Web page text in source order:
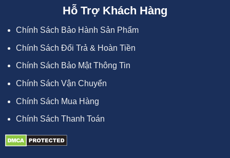
Hỗ Trợ Khách Hàng
Chính Sách Bảo Hành Sản Phẩm
Chính Sách Đổi Trả & Hoàn Tiền
Chính Sách Bảo Mật Thông Tin
Chính Sách Vận Chuyển
Chính Sách Mua Hàng
Chính Sách Thanh Toán